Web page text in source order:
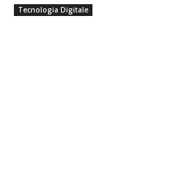
Tecnologia Digitale